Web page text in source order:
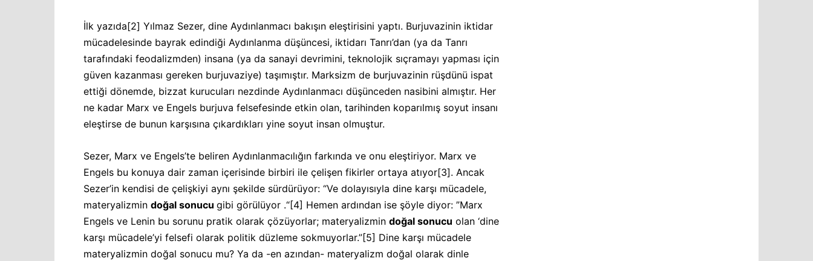
İlk yazıda[2] Yılmaz Sezer, dine Aydınlanmacı bakışın eleştirisini yaptı. Burjuvazinin iktidar
mücadelesinde bayrak edindiği Aydınlanma düşüncesi, iktidarı Tanrı’dan (ya da Tanrı
tarafındaki feodalizmden) insana (ya da sanayi devrimini, teknolojik sıçramayı yapması için
güven kazanması gereken burjuvaziye) taşımıştır. Marksizm de burjuvazinin rüşdünü ispat
ettiği dönemde, bizzat kurucuları nezdinde Aydınlanmacı düşünceden nasibini almıştır. Her
ne kadar Marx ve Engels burjuva felsefesinde etkin olan, tarihinden koparılmış soyut insanı
eleştirse de bunun karşısına çıkardıkları yine soyut insan olmuştur.
Sezer, Marx ve Engels’te beliren Aydınlanmacılığın farkında ve onu eleştiriyor. Marx ve
Engels bu konuya dair zaman içerisinde birbiri ile çelişen fikirler ortaya atıyor[3]. Ancak
Sezer’in kendisi de çelişkiyi aynı şekilde sürdürüyor: “Ve dolayısıyla dine karşı mücadele,
materyalizmin doğal sonucu gibi görülüyor .“[4] Hemen ardından ise şöyle diyor: ”Marx
Engels ve Lenin bu sorunu pratik olarak çözüyorlar; materyalizmin doğal sonucu olan ‘dine
karşı mücadele’yi felsefi olarak politik düzleme sokmuyorlar.”[5] Dine karşı mücadele
materyalizmin doğal sonucu mu? Ya da -en azından- materyalizm doğal olarak dinle